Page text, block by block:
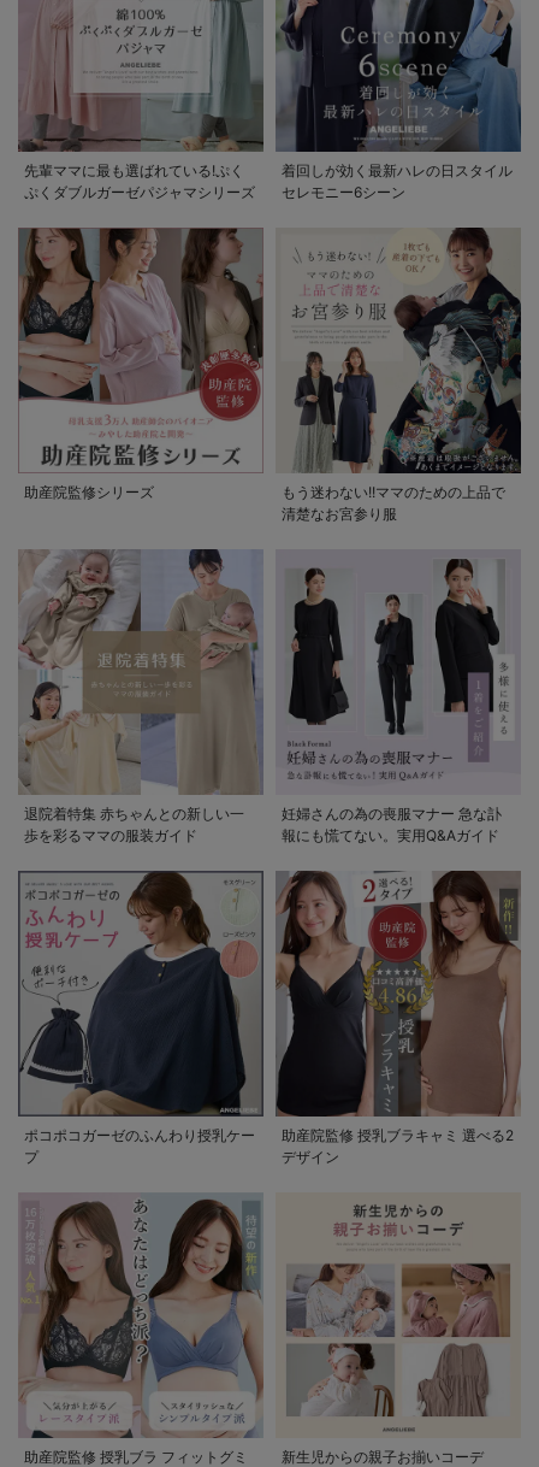
先輩ママに最も選ばれている!ぷく
ぷくダブルガーゼパジャマシリーズ
着回しが効く最新ハレの日スタイル
セレモニー6シーン
助産院監修シリーズ
もう迷わない!!ママのための上品で
清楚なお宮参り服
退院着特集 赤ちゃんとの新しい一
歩を彩るママの服装ガイド
妊婦さんの為の喪服マナー 急な訃
報にも慌てない。実用Q&Aガイド
ポコポコガーゼのふんわり授乳ケー
プ
助産院監修 授乳ブラキャミ 選べる2
デザイン
助産院監修 授乳ブラ フィットグミ
新生児からの親子お揃いコーデ